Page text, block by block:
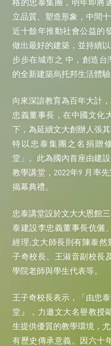
立品質、塑造形象，中間
近十餘年推動社會公益的
做出最好的建築，並持續
步步在城市之 中，創造
的全新建築烏托邦生活體驗
向來深諳教育為百年大計
忠義董事長，在中國文化
下，為延續文大創辦人張
特以忠泰集團之名捐贈
堂」。此為國內首座由建
教學講堂，2022年9 月率
揭幕典禮。
忠泰講堂設於文大大恩館
泰建設李忠義董事長伉儷
經理;文大師長則有陳泰然
子奇校長、王淑音副校長
學院老師與學生代表等。
王子奇校長表示，「由忠
堂』，力邀文大名譽教授
生提供優質的教學環境，
有歷史傳承意義。因六十